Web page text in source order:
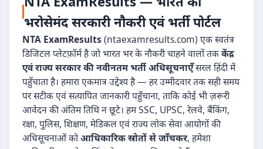
भरोसेमंद सरकारी नौकरी एवं भर्ती पोर्टल
NTA ExamResults (ntaexamresults.com) एक स्वतंत्र
डिजिटल प्लेटफ़ॉर्म है जो भारत भर के नौकरी चाहने वालों तककेंद्र
एवं राज्य सरकार की नवीनतम भर्ती अधिसूचनाएँसरल हिंदी में
पहुँचाता है। हमारा एकमात्र उद्देश्य है — हर उम्मीदवार तक सही समय
पर सटीक एवं सत्यापित जानकारी पहुँचाना, ताकि कोई भी ज़रूरी
आवेदन की अंतिम तिथि न छूटे। हम SSC, UPSC, रेलवे, बैंकिंग,
रक्षा, पुलिस, शिक्षण, मेडिकल एवं राज्य लोक सेवा आयोगों की
अधिसूचनाओं कोआधिकारिक स्रोतों से जाँचकर, हमेशा